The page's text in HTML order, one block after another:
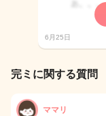
6月25日
完ミに関する質問
ママリ